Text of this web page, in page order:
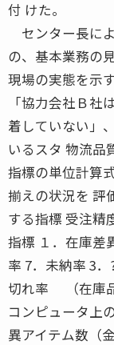
付 けた。
センター長に
の、基本業務の
現場の実態を示
「協力会社Ｂ社
着していない」
いるスタ 物流品
指標の単位計算
揃えの状況を 評
する指標 受注精
指標 １．在庫差
率 7．未納率 3
切れ率 （在庫
コンピュータ上
異アイテム数（